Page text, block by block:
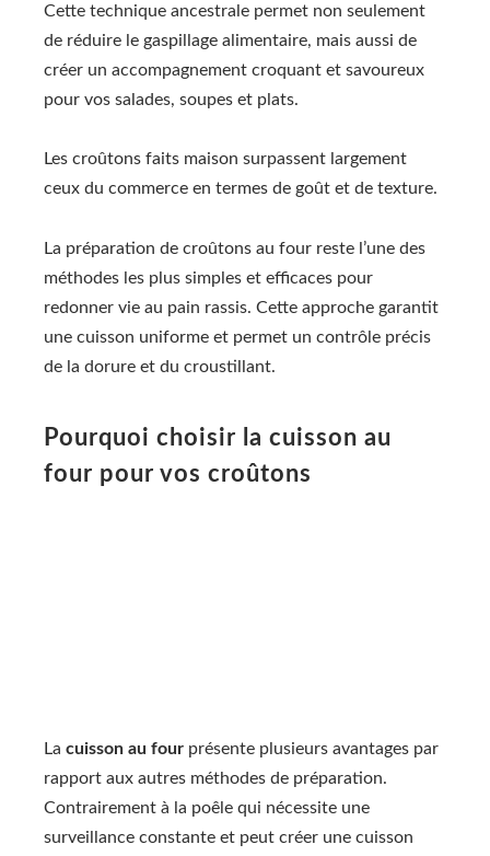
Cette technique ancestrale permet non seulement
de réduire le gaspillage alimentaire, mais aussi de
créer un accompagnement croquant et savoureux
pour vos salades, soupes et plats.
Les croûtons faits maison surpassent largement
ceux du commerce en termes de goût et de texture.
La préparation de croûtons au four reste l’une des
méthodes les plus simples et efficaces pour
redonner vie au pain rassis. Cette approche garantit
une cuisson uniforme et permet un contrôle précis
de la dorure et du croustillant.
Pourquoi choisir la cuisson au
four pour vos croûtons
La cuisson au four présente plusieurs avantages par
rapport aux autres méthodes de préparation.
Contrairement à la poêle qui nécessite une
surveillance constante et peut créer une cuisson